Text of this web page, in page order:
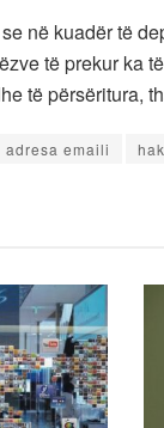
në kuadër të
të prekur ka
të përsëritura,
adresa emaili